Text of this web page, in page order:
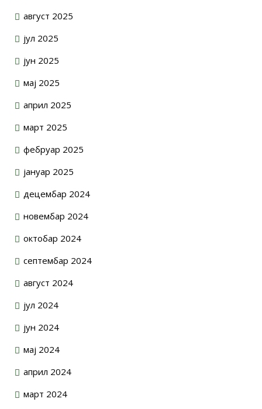
август 2025
јул 2025
јун 2025
мај 2025
април 2025
март 2025
фебруар 2025
јануар 2025
децембар 2024
новембар 2024
октобар 2024
септембар 2024
август 2024
јул 2024
јун 2024
мај 2024
април 2024
март 2024